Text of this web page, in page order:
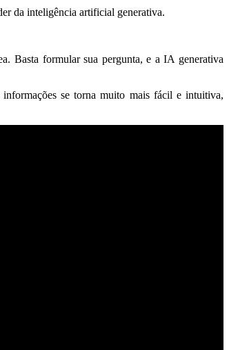
da inteligência artificial generativa.
Basta formular sua pergunta, e a IA generativa
se torna muito mais fácil e intuitiva,